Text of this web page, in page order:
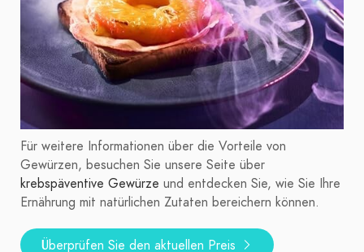
Für weitere Informationen über die Vorteile von
Gewürzen, besuchen Sie unsere Seite über
krebspäventive Gewürze und entdecken Sie, wie Sie Ihre
Ernährung mit natürlichen Zutaten bereichern können.
Überprüfen Sie den aktuellen Preis